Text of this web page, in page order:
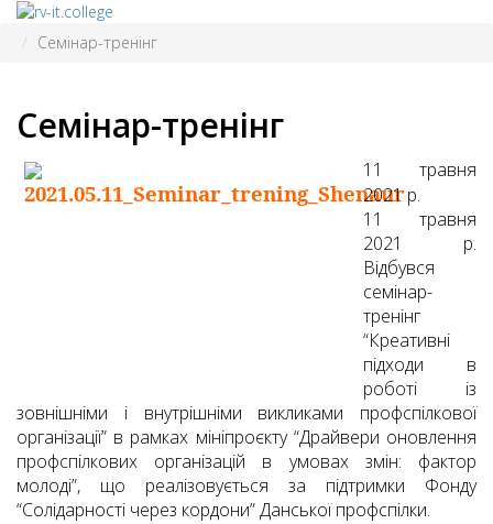
Семінар-тренінг
Семінар-тренінг
11 травня
2021 р.
11 травня
2021 р.
Відбувся
семінар-
тренінг
“Креативні
підходи в
роботі із
зовнішніми і внутрішніми викликами профспілкової
організації” в рамках мініпроєкту “Драйвери оновлення
профспілкових організацій в умовах змін: фактор
молоді”, що реалізовується за підтримки Фонду
“Солідарності через кордони” Данської профспілки.